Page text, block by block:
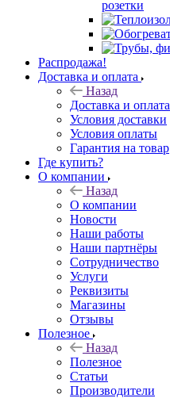
розетки
Распродажа!
Доставка и оплата
Назад
Доставка и оплата
Условия доставки
Условия оплаты
Гарантия на товар
Где купить?
О компании
Назад
О компании
Новости
Наши работы
Наши партнёры
Сотрудничество
Услуги
Реквизиты
Магазины
Отзывы
Полезное
Назад
Полезное
Статьи
Производители